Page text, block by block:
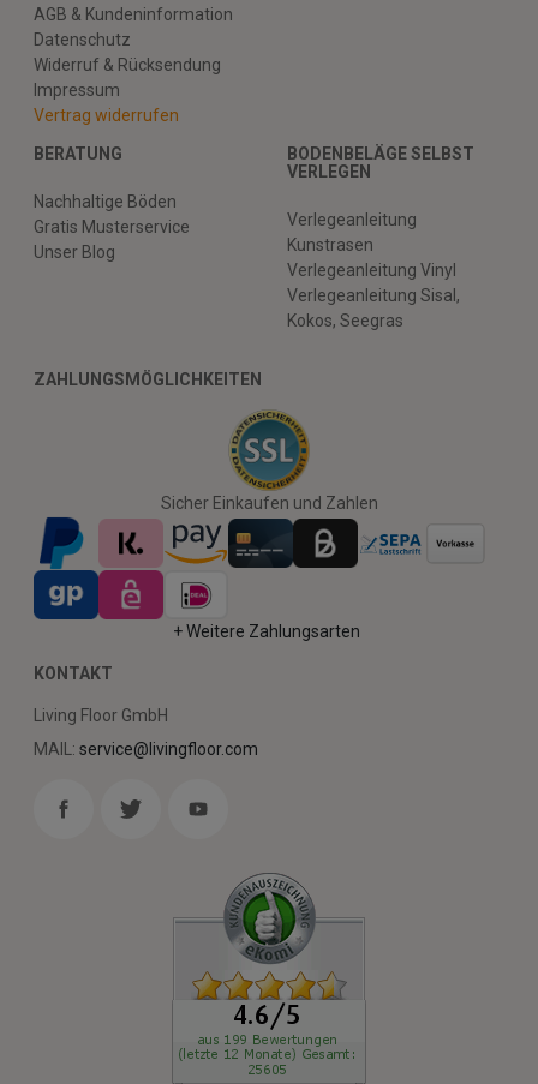
AGB & Kundeninformation
Datenschutz
Widerruf & Rücksendung
Impressum
Vertrag widerrufen
BERATUNG
Nachhaltige Böden
Gratis Musterservice
Unser Blog
BODENBELÄGE SELBST
VERLEGEN
Verlegeanleitung
Kunstrasen
Verlegeanleitung Vinyl
Verlegeanleitung Sisal,
Kokos, Seegras
ZAHLUNGSMÖGLICHKEITEN
Sicher Einkaufen und Zahlen
+ Weitere Zahlungsarten
KONTAKT
Living Floor GmbH
MAIL: service@livingfloor.com